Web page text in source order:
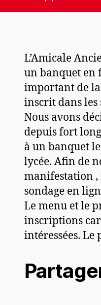
de
L’Amicale
un banquet en
important de
inscrit dans les
Nous avons
depuis fort
à un banquet
lycée. Afin de
manifestation ,
sondage en
Le menu et le
inscriptions
intéressées. Le